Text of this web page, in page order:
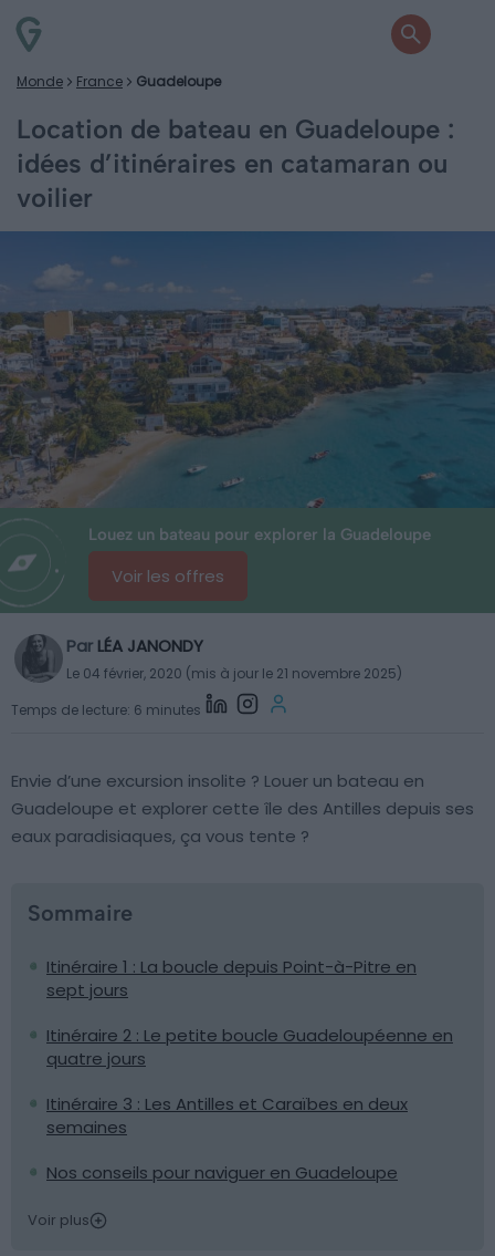
Monde France Guadeloupe
Location de bateau en Guadeloupe :
idées d’itinéraires en catamaran ou
voilier
Louez un bateau pour explorer la Guadeloupe
Voir les offres
Par LÉA JANONDY
Le 04 février, 2020 (mis à jour le 21 novembre 2025)
Temps de lecture: 6 minutes
Envie d’une excursion insolite ? Louer un bateau en
Guadeloupe et explorer cette île des Antilles depuis ses
eaux paradisiaques, ça vous tente ?
Sommaire
Itinéraire 1 : La boucle depuis Point-à-Pitre en
sept jours
Itinéraire 2 : Le petite boucle Guadeloupéenne en
quatre jours
Itinéraire 3 : Les Antilles et Caraïbes en deux
semaines
Nos conseils pour naviguer en Guadeloupe
Voir plus